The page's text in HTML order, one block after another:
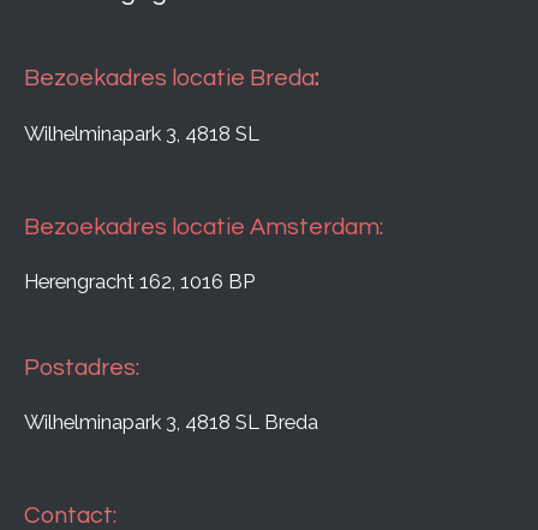
Bezoekadres locatie Breda:
Wilhelminapark 3, 4818 SL
Bezoekadres locatie Amsterdam:
Herengracht 162, 1016 BP
Postadres:
Wilhelminapark 3, 4818 SL Breda
Contact: